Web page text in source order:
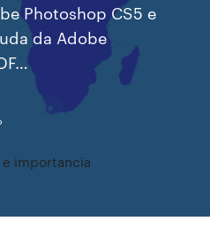
Photoshop CS5 e
da Adobe
importancia